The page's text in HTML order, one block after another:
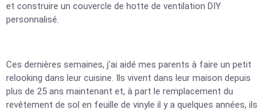
et construire un couvercle de hotte de ventilation DIY
personnalisé.
Ces dernières semaines, j’ai aidé mes parents à faire un petit
relooking dans leur cuisine. Ils vivent dans leur maison depuis
plus de 25 ans maintenant et, à part le remplacement du
revêtement de sol en feuille de vinyle il y a quelques années, ils